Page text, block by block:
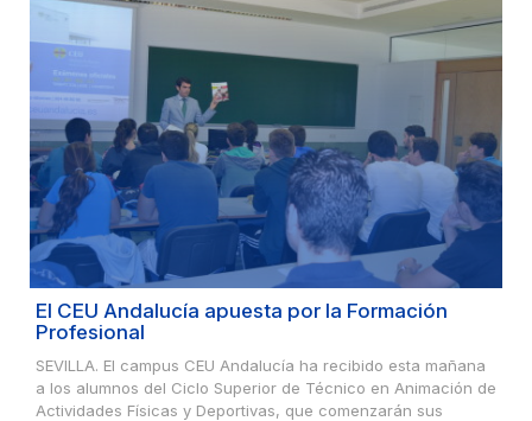
El CEU Andalucía apuesta por la Formación
Profesional
SEVILLA. El campus CEU Andalucía ha recibido esta mañana
a los alumnos del Ciclo Superior de Técnico en Animación de
Actividades Físicas y Deportivas, que comenzarán sus